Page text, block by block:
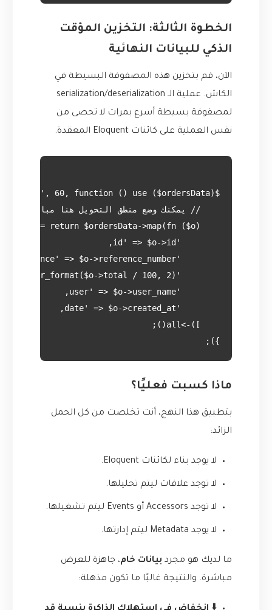
الخطوة الثالثة: التخزين المؤقت
الذكي للبيانات النهائية
الآن، قم بتخزين هذه المصفوفة البسيطة في
الكاش. عملية الـ serialization/deserialization
لمصفوفة بسيطة أسرع بمرات لا تحصى من
نفس العملية على كائنات Eloquent المعقدة.
});
ماذا كسبت فعليًا؟
بتطبيق هذا النهج، أنت تخلصت من كل الحمل
الزائد:
لا يوجد بناء لكائنات Eloquent.
لا توجد علاقات ليتم تحليلها.
لا توجد Accessors أو Events ليتم تشغيلها.
لا يوجد Metadata ليتم إدارتها.
ما لديك هو مجرد بيانات خام، جاهزة للعرض
مباشرة. والنتيجة غالبًا ما تكون مذهلة: